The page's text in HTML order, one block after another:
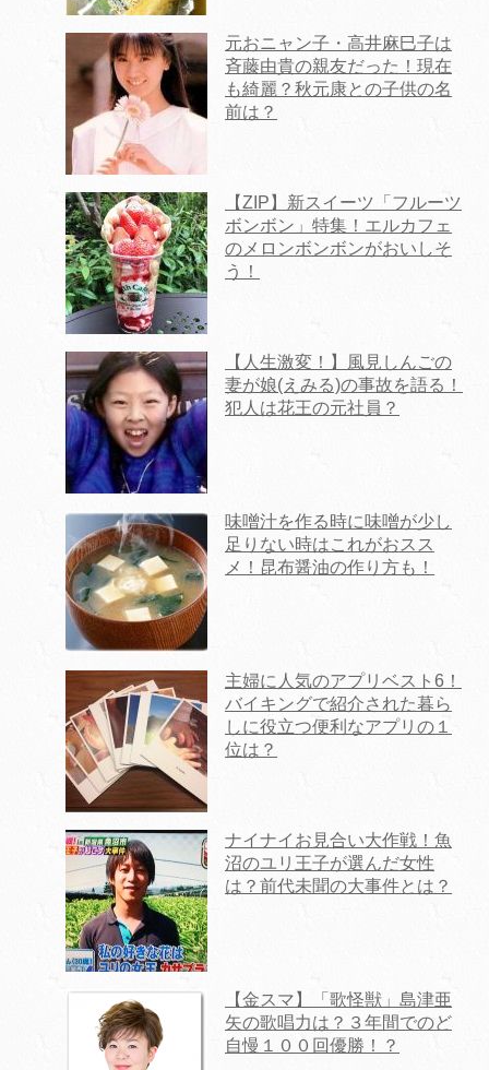
元おニャン子・高井麻巳子は
斉藤由貴の親友だった！現在
も綺麗？秋元康との子供の名
前は？
【ZIP】新スイーツ「フルーツ
ボンボン」特集！エルカフェ
のメロンボンボンがおいしそ
う！
【人生激変！】風見しんごの
妻が娘(えみる)の事故を語る！
犯人は花王の元社員？
味噌汁を作る時に味噌が少し
足りない時はこれがおスス
メ！昆布醤油の作り方も！
主婦に人気のアプリベスト6！
バイキングで紹介された暮ら
しに役立つ便利なアプリの１
位は？
ナイナイお見合い大作戦！魚
沼のユリ王子が選んだ女性
は？前代未聞の大事件とは？
【金スマ】「歌怪獣」島津亜
矢の歌唱力は？３年間でのど
自慢１００回優勝！？